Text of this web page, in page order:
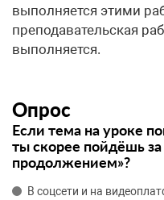
выполняется этими
преподавательская
выполняется.
Опрос
Если тема на уроке
ты скорее пойдёшь
продолжением»?
В соцсети и на